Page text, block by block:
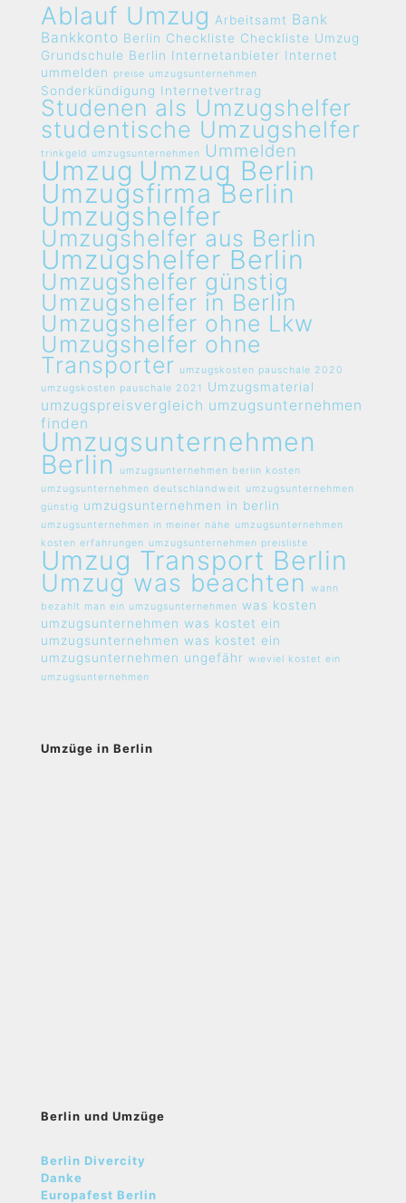
Ablauf Umzug Arbeitsamt Bank
Bankkonto Berlin Checkliste Checkliste Umzug
Grundschule Berlin Internetanbieter Internet
ummelden
preise umzugsunternehmen
Sonderkündigung Internetvertrag
Studenen als Umzugshelfer
studentische Umzugshelfer
trinkgeld umzugsunternehmen Ummelden
Umzug Umzug Berlin
Umzugsfirma Berlin
Umzugshelfer
Umzugshelfer aus Berlin
Umzugshelfer Berlin
Umzugshelfer günstig
Umzugshelfer in Berlin
Umzugshelfer ohne Lkw
Umzugshelfer ohne
Transporter umzugskosten pauschale 2020
umzugskosten pauschale 2021
Umzugsmaterial
umzugspreisvergleich umzugsunternehmen
finden
Umzugsunternehmen
Berlin
umzugsunternehmen berlin kosten
umzugsunternehmen deutschlandweit
umzugsunternehmen
günstig umzugsunternehmen in berlin
umzugsunternehmen in meiner nähe umzugsunternehmen
kosten erfahrungen umzugsunternehmen preisliste
Umzug Transport Berlin
Umzug was beachten
wann
bezahlt man ein umzugsunternehmen was kosten
umzugsunternehmen was kostet ein
umzugsunternehmen was kostet ein
umzugsunternehmen ungefähr wieviel kostet ein
umzugsunternehmen
Umzüge in Berlin
Berlin und Umzüge
Berlin Divercity
Danke
Europafest Berlin